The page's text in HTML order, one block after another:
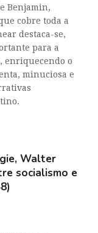
Benjamin,
cobre toda a
destaca-se,
para a
enriquecendo o
minuciosa e
Walter
socialismo e